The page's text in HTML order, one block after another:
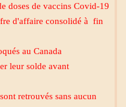
doses de vaccins Covid-19
d'affaire consolidé à fin
au Canada
leur solde avant
retrouvés sans aucun